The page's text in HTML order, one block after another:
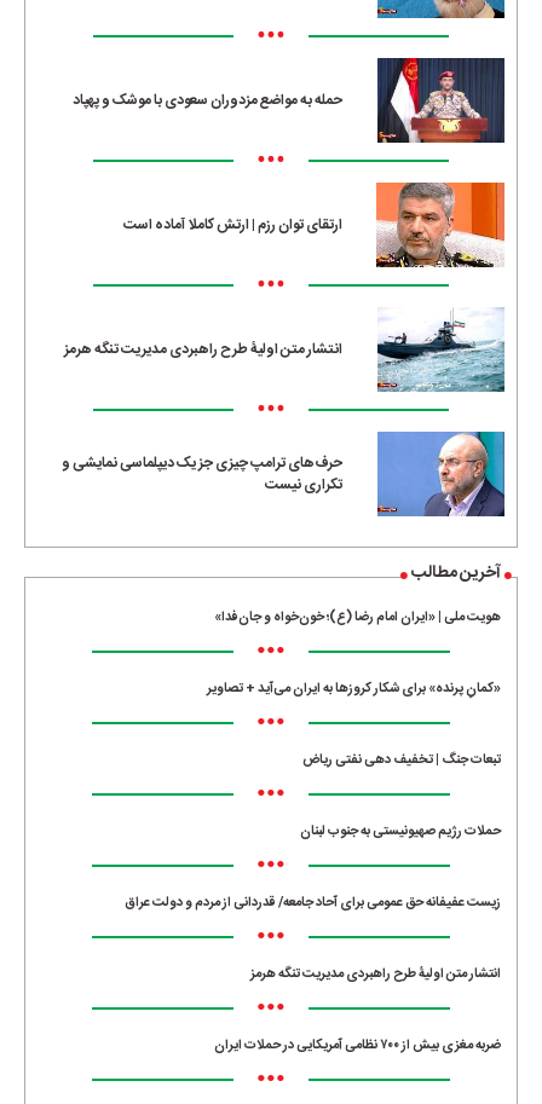
•••
حمله به مواضع مزدوران سعودی با موشک و پهپاد
•••
ارتقای توان رزم | ارتش کاملا آماده است
•••
انتشار متن اولیۀ طرح راهبردی مدیریت تنگه هرمز
•••
حرف‌های ترامپ چیزی جز یک دیپلماسی نمایشی و
تکراری نیست
آخرین مطالب
هویت ملی | «ایران امام رضا (ع)؛ خون‌خواه و جان‌فدا»
•••
«کمانِ پرنده» برای شکار کروزها به ایران می‌آید + تصاویر
•••
تبعات جنگ | تخفیف دهی نفتی ریاض
•••
حملات رژیم صهیونیستی به جنوب لبنان
•••
زیست عفیفانه حق عمومی برای آحاد جامعه/ قدردانی از مردم و دولت عراق
•••
انتشار متن اولیۀ طرح راهبردی مدیریت تنگه هرمز
•••
ضربه مغزی بیش از ۷۰۰ نظامی آمریکایی در حملات ایران
•••